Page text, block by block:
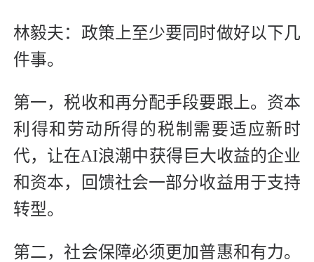
林毅夫：政策上至少要同时做好以下几
件事。
第一，税收和再分配手段要跟上。资本
利得和劳动所得的税制需要适应新时
代，让在AI浪潮中获得巨大收益的企业
和资本，回馈社会一部分收益用于支持
转型。
第二，社会保障必须更加普惠和有力。